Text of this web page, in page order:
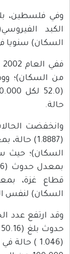
وفي فلسطين،
السكان) سنويا
حالة.
السكان) لنفس